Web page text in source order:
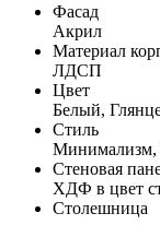
Фасад
Акрил
Материал
ЛДСП
Цвет
Белый,
Стиль
Минимализм,
Стеновая
ХДФ в цвет
Столешница